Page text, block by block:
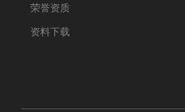
荣誉资质
资料下载